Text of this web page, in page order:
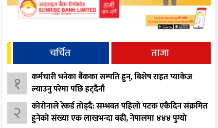
चर्चित ताजा
१
कर्मचारी भनेका बैंकका सम्पति हुन्, बिशेष राहत प्याकेज
ल्याउनु परेमा पछि हट्दैनौ
२
कोरोनाले रेकर्ड तोड्दै: सम्भवत पहिलो पटक एकैदिन संक्रमित
हुनेको संख्या एक लाखभन्दा बढी, नेपालमा ४४४ पुग्यो